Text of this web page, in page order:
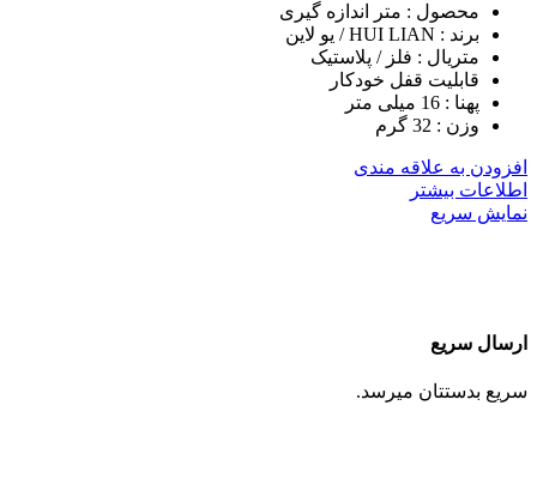
محصول : متر اندازه گیری
برند : HUI LIAN / یو لاین
متریال : فلز / پلاستیک
قابلیت قفل خودکار
پهنا : 16 میلی متر
وزن : 32 گرم
افزودن به علاقه مندی
اطلاعات بیشتر
نمایش سریع
ارسال سریع
سریع بدستتان میرسد.